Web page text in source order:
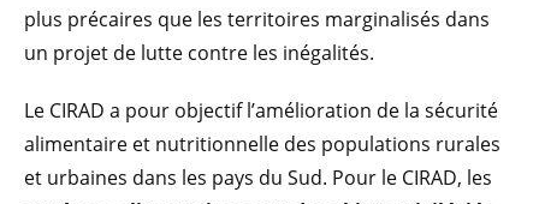
plus précaires que les territoires marginalisés dans
un projet de lutte contre les inégalités.
Le CIRAD a pour objectif l’amélioration de la sécurité
alimentaire et nutritionnelle des populations rurales
et urbaines dans les pays du Sud. Pour le CIRAD, les